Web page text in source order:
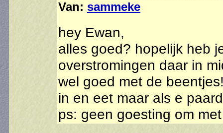
Van: sammeke
hey Ewan,
alles goed? hopelijk heb
overstromingen daar in
wel goed met de
in en eet maar als e
ps: geen goesting om